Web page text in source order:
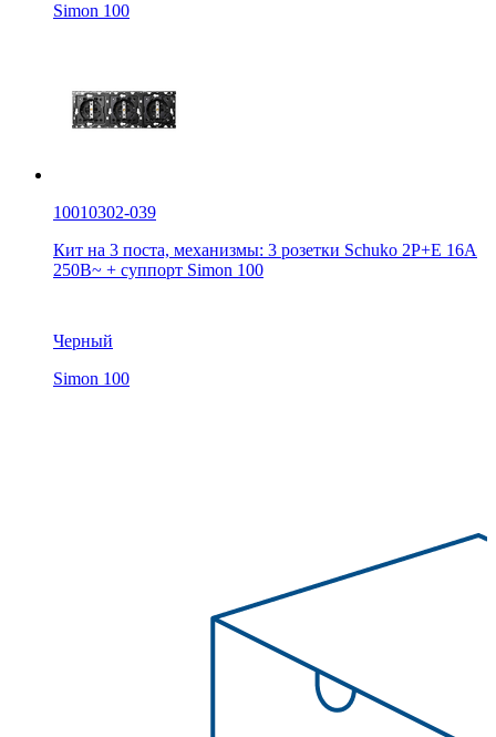
Simon 100
10010302-039
Кит на 3 поста, механизмы: 3 розетки Schuko 2Р+Е 16A
250В~ + суппорт Simon 100
Черный
Simon 100